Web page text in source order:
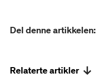
Del denne artikkelen:
Relaterte artikler